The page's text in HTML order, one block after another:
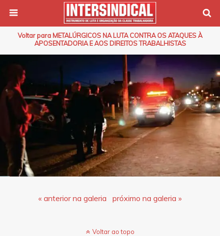
Voltar para METALÚRGICOS NA LUTA CONTRA OS ATAQUES À
APOSENTADORIA E AOS DIREITOS TRABALHISTAS
« anterior na galeria próximo na galeria »
Voltar ao topo